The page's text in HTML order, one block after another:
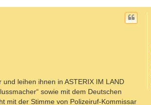
leihen ihnen in ASTERIX IM LAND
sowie mit dem Deutschen
mit der Stimme von Polizeiruf-Kommissar